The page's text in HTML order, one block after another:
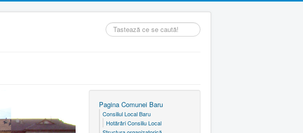
Căutare
...
Pagina Comunei Baru
Consiliul Local Baru
Hotărâri Consiliu Local